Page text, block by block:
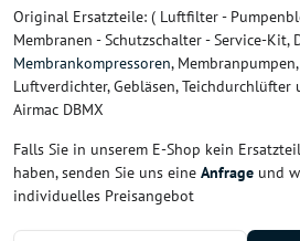
Original Ersatzteile: ( Luftfilter -
Membranen - Schutzschalter - Service-
Membrankompressoren,
Luftverdichter, Gebläsen,
Airmac DBMX
Falls Sie in unserem E-Shop kein
haben, senden Sie uns eine Anfrage und
individuelles Preisangebot